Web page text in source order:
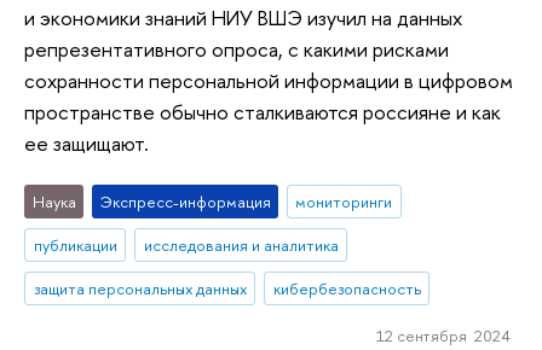
и экономики знаний НИУ ВШЭ изучил на данных
репрезентативного опроса, с какими рисками
сохранности персональной информации в цифровом
пространстве обычно сталкиваются россияне и как
ее защищают.
Наука Экспресс-информация
мониторинги
публикации
исследования и аналитика
защита персональных данных
кибербезопасность
12 сентября 2024